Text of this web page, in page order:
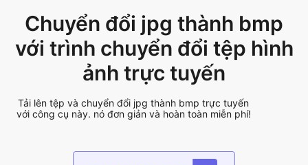
ảnh trực tuyến
Tải lên tệp và chuyển đổi jpg thành bmp trực tuyến
với công cụ này. nó đơn giản và hoàn toàn miễn phí!
Add More Files